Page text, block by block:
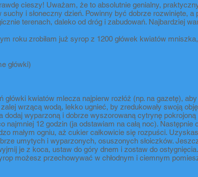
cieszy! Uważam, że to absolutnie genialny,
i słoneczny dzień. Powinny być dobrze rozwinięte,
terenach, daleko od dróg i zabudowań. Najbardziej
roku zrobiłam już syrop z 1200 główek kwiatów
główki)
kwiatów mlecza najpierw rozłóż (np. na gazetę),
wrzącą wodą, lekko ugnieć, by zredukowały swoją
dodaj wyparzoną i dobrze wyszorowaną cytrynę
12 godzin (ja odstawiam na całą noc). Następnie
małym ogniu, aż cukier całkowicie się rozpuści.
umytych i wyparzonych, osuszonych słoiczków.
je z koca, ustaw do góry dnem i zostaw do
możesz przechowywać w chłodnym i ciemnym